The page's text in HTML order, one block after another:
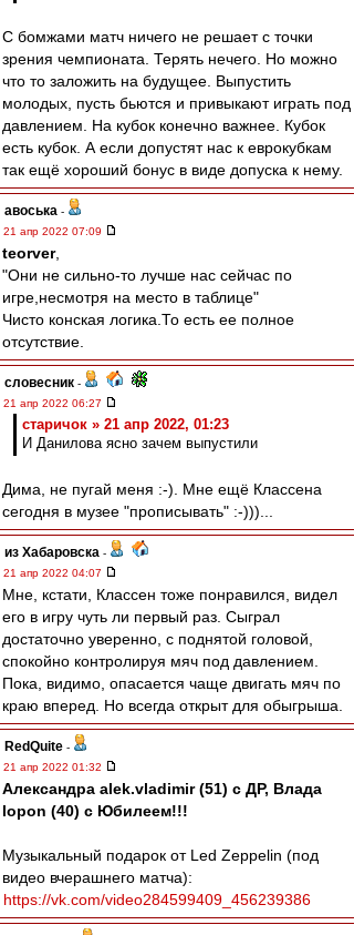
С бомжами матч ничего не решает с точки
зрения чемпионата. Терять нечего. Но можно
что то заложить на будущее. Выпустить
молодых, пусть бьются и привыкают играть под
давлением. На кубок конечно важнее. Кубок
есть кубок. А если допустят нас к еврокубкам
так ещё хороший бонус в виде допуска к нему.
авоська -
21 апр 2022 07:09
teorver,
"Они не сильно-то лучше нас сейчас по
игре,несмотря на место в таблице"
Чисто конская логика.То есть ее полное
отсутствие.
словесник -
21 апр 2022 06:27
старичок » 21 апр 2022, 01:23
И Данилова ясно зачем выпустили
Дима, не пугай меня :-). Мне ещё Классена
сегодня в музее "прописывать" :-)))...
из Хабаровска -
21 апр 2022 04:07
Мне, кстати, Классен тоже понравился, видел
его в игру чуть ли первый раз. Сыграл
достаточно уверенно, с поднятой головой,
спокойно контролируя мяч под давлением.
Пока, видимо, опасается чаще двигать мяч по
краю вперед. Но всегда открыт для обыгрыша.
RedQuite -
21 апр 2022 01:32
Александра alek.vladimir (51) с ДР, Влада
lopon (40) с Юбилеем!!!
Музыкальный подарок от Led Zeppelin (под
видео вчерашнего матча):
https://vk.com/video284599409_456239386